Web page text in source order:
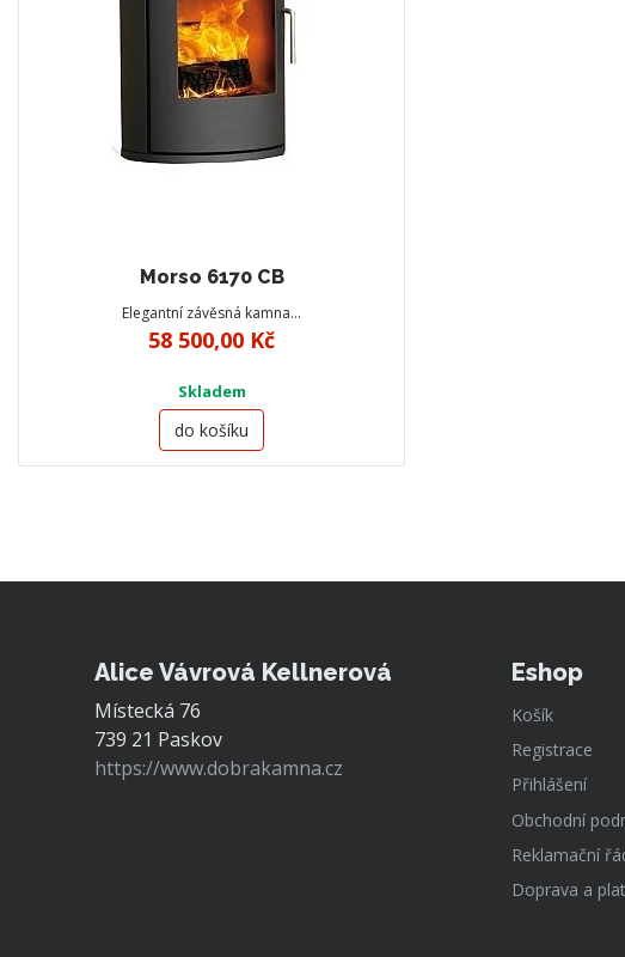
Morso 6170 CB
Elegantní závěsná kamna…
58 500,00 Kč
Skladem
do košíku
Alice Vávrová Kellnerová
Místecká 76
739 21 Paskov
https://www.dobrakamna.cz
Eshop
Košík
Registrace
Přihlášení
Obchodní
Reklamační
Doprava a